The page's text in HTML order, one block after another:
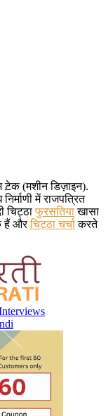
ट़ेक (मशीन डिज़ाइन).
में राजपत्रित
चिट्ठाफुरसतियाखासा
हैं औरचिट्ठा चर्चाकरते